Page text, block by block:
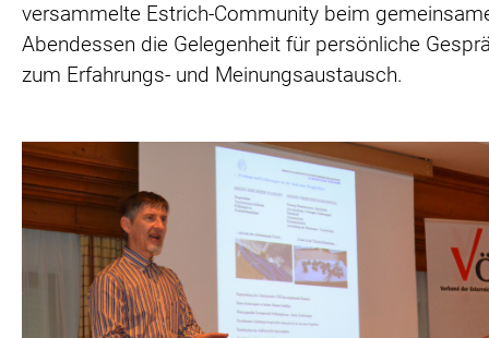
versammelte Estrich-Community beim
Abendessen die Gelegenheit für persönliche
zum Erfahrungs- und Meinungsaustausch.